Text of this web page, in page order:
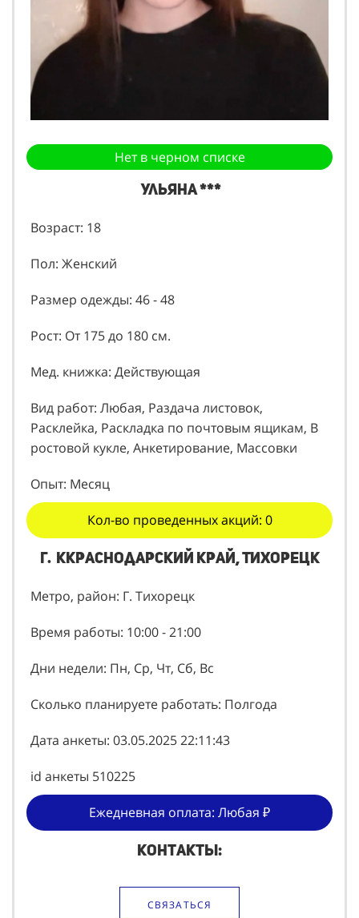
Нет в черном списке
Ульяна ***
Возраст: 18
Пол: Женский
Размер одежды: 46 - 48
Рост: От 175 до 180 см.
Мед. книжка: Действующая
Вид работ: Любая, Раздача листовок,
Расклейка, Раскладка по почтовым ящикам, В
ростовой кукле, Анкетирование, Массовки
Опыт: Месяц
Кол-во проведенных акций: 0
г. кКраснодарский край, Тихорецк
Метро, район: Г. Тихорецк
Время работы: 10:00 - 21:00
Дни недели: Пн, Ср, Чт, Сб, Вс
Сколько планируете работать: Полгода
Дата анкеты: 03.05.2025 22:11:43
id анкеты 510225
Ежедневная оплата: Любая ₽
Контакты:
СВЯЗАТЬСЯ